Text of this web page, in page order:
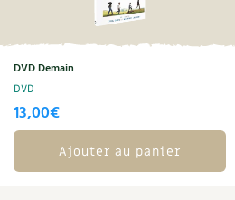
Carnets de saison
Compléments
Dossier
Actualités
DVD Demain
DVD
13,00€
Ajouter au panier